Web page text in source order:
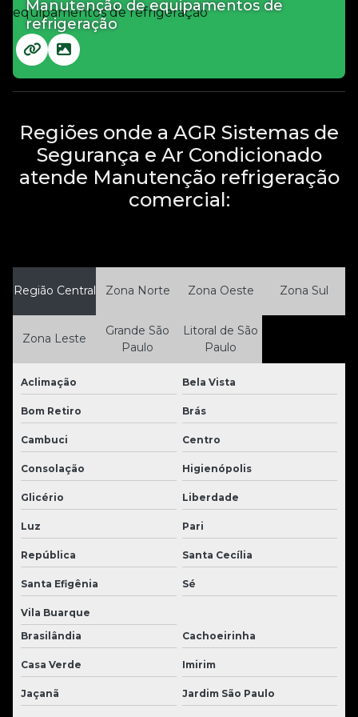
Manutenção de equipamentos de
refrigeração
Regiões onde a AGR Sistemas de
Segurança e Ar Condicionado
atende Manutenção refrigeração
comercial:
Região Central Zona Norte Zona Oeste Zona Sul
Zona Leste
Grande São
Paulo
Litoral de São
Paulo
Aclimação Bela Vista
Bom Retiro Brás
Cambuci Centro
Consolação Higienópolis
Glicério Liberdade
Luz Pari
República Santa Cecília
Santa Efigênia Sé
Vila Buarque
Brasilândia
Cachoeirinha
Casa Verde Imirim
Jaçanã Jardim São Paulo